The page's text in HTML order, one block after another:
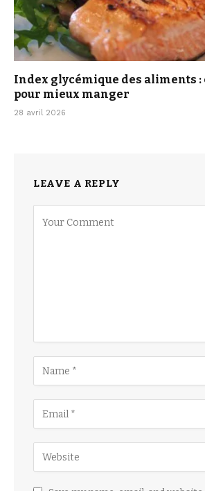
Index glycémique des aliments
pour mieux manger
28 avril 2026
LEAVE A REPLY